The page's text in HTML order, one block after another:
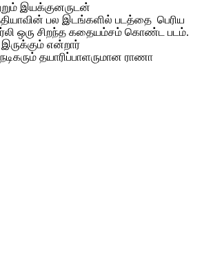
இயக்குனருடன்
பல இடங்களில் படத்தை பெரிய
ஒரு சிறந்த கதையம்சம் கொண்ட படம்.
என்றார்
தயாரிப்பாளருமான ராணா